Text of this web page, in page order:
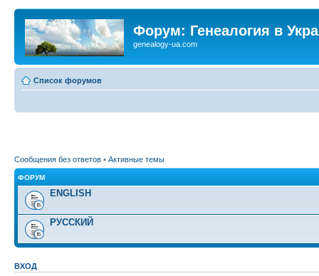
Форум: Генеалогия в
genealogy-ua.com
Список форумов
Сообщения без ответов • Активные темы
ФОРУМ
ENGLISH
РУССКИЙ
ВХОД